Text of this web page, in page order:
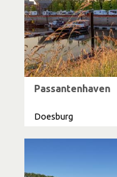
Passantenhaven
Doesburg